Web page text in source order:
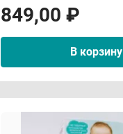
849,00 ₽
В корзину